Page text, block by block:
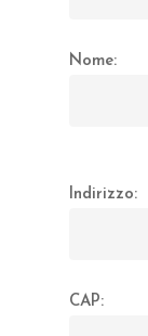
Nome:
Indirizzo:
CAP: